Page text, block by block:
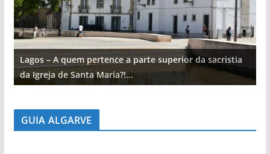
Lagos – A quem pertence a parte superior da sacristia
da Igreja de Santa Maria?!…
GUIA ALGARVE